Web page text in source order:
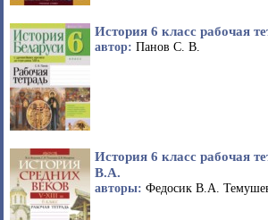
История 6 класс рабочая
автор: Панов С. В.
История 6 класс рабочая
В.А.
авторы: Федосик В.А.